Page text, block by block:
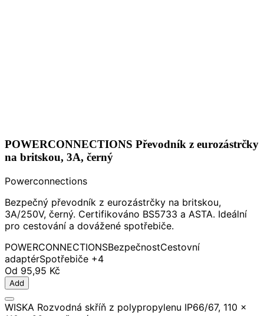
POWERCONNECTIONS Převodník z eurozástrčky
na britskou, 3A, černý
Powerconnections
Bezpečný převodník z eurozástrčky na britskou,
3A/250V, černý. Certifikováno BS5733 a ASTA. Ideální
pro cestování a dovážené spotřebiče.
POWERCONNECTIONSBezpečnostCestovní
adaptérSpotřebiče +4
Od 95,95 Kč
Add
WISKA Rozvodná skříň z polypropylenu IP66/67, 110 x